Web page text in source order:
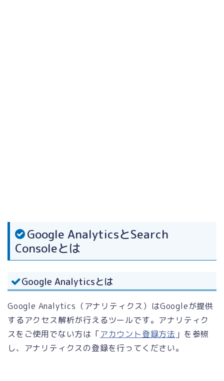
Google AnalyticsとSearch
Consoleとは
Google Analyticsとは
Google Analytics（アナリティクス）はGoogleが提供
するアクセス解析が行えるツールです。アナリティク
スをご使用でない方は「アカウント登録方法 」を参照
し、アナリティクスの登録を行ってください。